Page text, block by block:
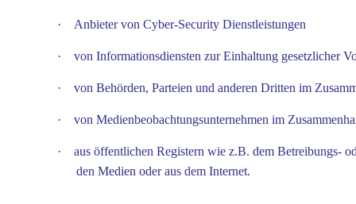
· Anbieter von Cyber-Security Dienstleistungen
· von Informationsdiensten zur Einhaltung gesetzlicher
· von Behörden, Parteien und anderen Dritten im
· von Medienbeobachtungsunternehmen im
·
aus öffentlichen Registern wie z.B. dem Betreibungs-
den Medien oder aus dem Internet.